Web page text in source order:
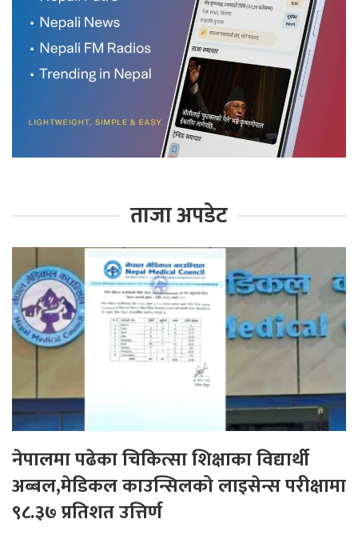
ताजा अपडेट
नेपालमा पढेका चिकित्सा शिक्षाका विद्यार्थी
अब्बल,मेडिकल काउन्सिलको लाइसेन्स परीक्षामा
९८.३७ प्रतिशत उत्तिर्ण